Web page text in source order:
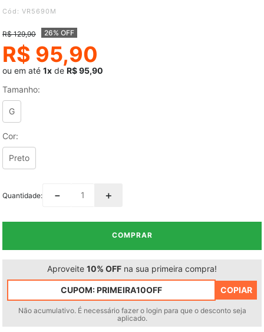
: VR5690M
R$ 129,90 26% OFF
R$ 95,90
ou em até 1x de R$ 95,90
Tamanho:
G
Cor:
Preto
Quantidade ＋
－
COMPRAR
Aproveite 10% OFF na sua primeira compra!
CUPOM:PRIMEIRA10OFF COPIAR
Não acumulativo. É necessário fazer o login para que o desconto seja
aplicado.